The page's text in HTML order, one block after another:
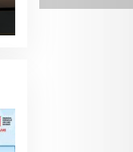
Berkeadilan di